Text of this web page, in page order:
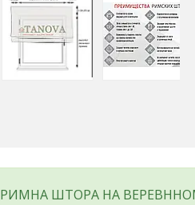
РИМНА ШТОРА НА